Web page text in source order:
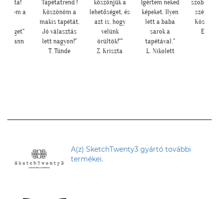
tapéta!
a
Mariann
Tapétatrend !
Köszönöm a
makis tapétát.
Jó választás
lett nagyon!"
T. Tünde
köszönjük a
lehetőséget, és
azt is, hogy
velünk
örültök!""
Z. Kriszta
Ígértem neked
képeket. Ilyen
lett a baba
sarok a
tapétával."
L. Nikolett
szoba,
szépen
E.
A(z) SketchTwenty3 gyártó további
termékei.